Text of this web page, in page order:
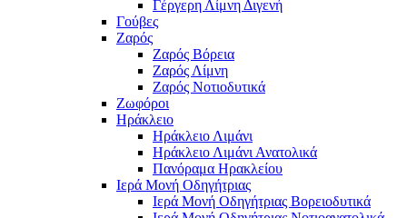
Γέργερη Λίμνη Διγενή
Γούβες
Ζαρός
Ζαρός Βόρεια
Ζαρός Λίμνη
Ζαρός Νοτιοδυτικά
Ζωφόροι
Ηράκλειο
Ηράκλειο Λιμάνι
Ηράκλειο Λιμάνι Ανατολικά
Πανόραμα Ηρακλείου
Ιερά Μονή Οδηγήτριας
Ιερά Μονή Οδηγήτριας Βορειοδυτικά